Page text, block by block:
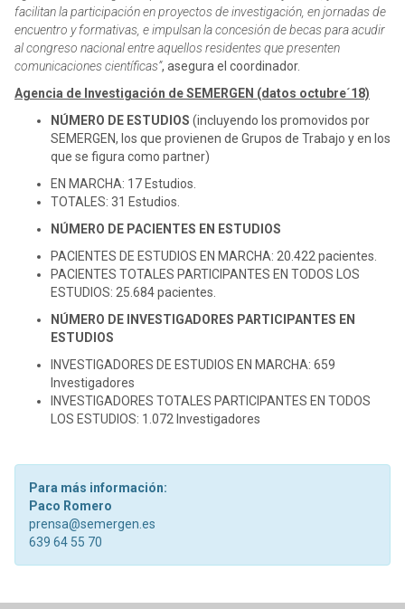
facilitan la participación en proyectos de investigación, en jornadas de
encuentro y formativas, e impulsan la concesión de becas para acudir
al congreso nacional entre aquellos residentes que presenten
comunicaciones científicas”, asegura el coordinador.
Agencia de Investigación de SEMERGEN (datos octubre´18)
NÚMERO DE ESTUDIOS (incluyendo los promovidos por
SEMERGEN, los que provienen de Grupos de Trabajo y en los
que se figura como partner)
EN MARCHA: 17 Estudios.
TOTALES: 31 Estudios.
NÚMERO DE PACIENTES EN ESTUDIOS
PACIENTES DE ESTUDIOS EN MARCHA: 20.422 pacientes.
PACIENTES TOTALES PARTICIPANTES EN TODOS LOS
ESTUDIOS: 25.684 pacientes.
NÚMERO DE INVESTIGADORES PARTICIPANTES EN
ESTUDIOS
INVESTIGADORES DE ESTUDIOS EN MARCHA: 659
Investigadores
INVESTIGADORES TOTALES PARTICIPANTES EN TODOS
LOS ESTUDIOS: 1.072 Investigadores
Para más información:
Paco Romero
prensa@semergen.es
639 64 55 70